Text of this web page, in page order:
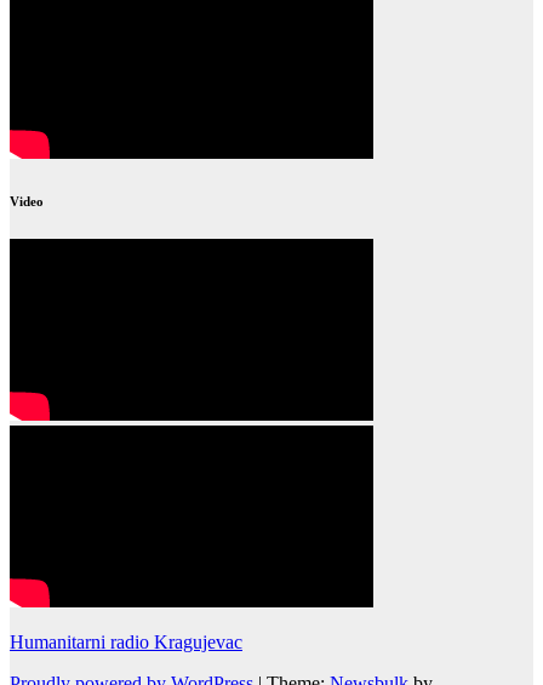
Video
Humanitarni radio Kragujevac